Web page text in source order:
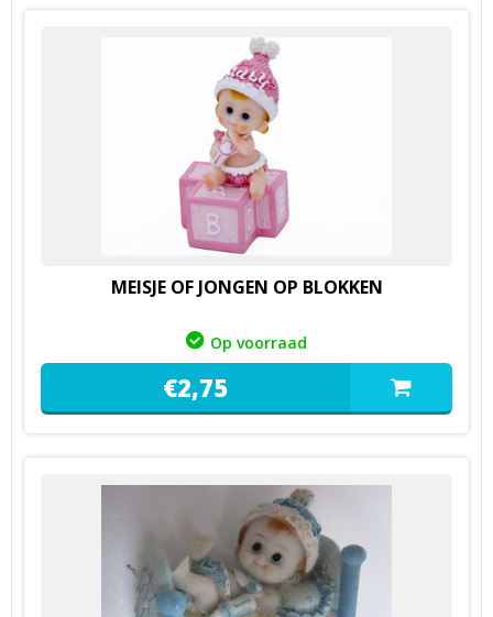
MEISJE OF JONGEN OP BLOKKEN
Op voorraad
€2,75